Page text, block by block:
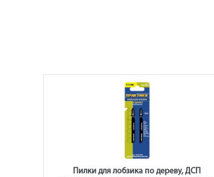
Пилки для лобзика по дереву, ДСП